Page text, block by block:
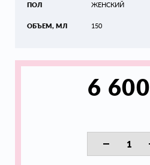
ПОЛ
ОБЪЕМ, МЛ
ЖЕНСКИЙ
150
6 600